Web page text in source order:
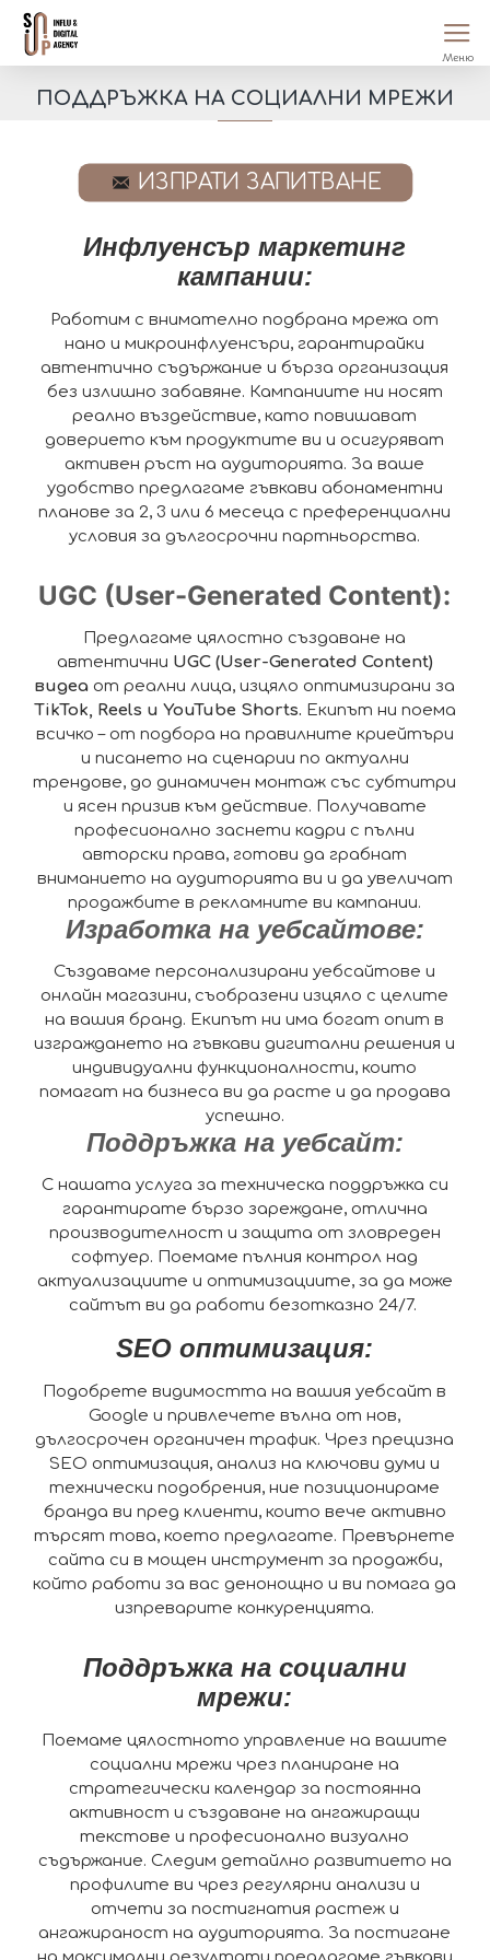
ПОДДРЪЖКА НА СОЦИАЛНИ МРЕЖИ
ИЗПРАТИ ЗАПИТВАНЕ
Инфлуенсър маркетинг
кампании:
Работим с внимателно подбрана мрежа от
нано и микроинфлуенсъри, гарантирайки
автентично съдържание и бърза организация
без излишно забавяне. Кампаниите ни носят
реално въздействие, като повишават
доверието към продуктите ви и осигуряват
активен ръст на аудиторията. За ваше
удобство предлагаме гъвкави абонаментни
планове за 2, 3 или 6 месеца с преференциални
условия за дългосрочни партньорства.
UGC (User-Generated Content):
Предлагаме цялостно създаване на
автентични UGC (User-Generated Content)
видеа от реални лица, изцяло оптимизирани за
TikTok, Reels и YouTube Shorts. Екипът ни поема
всичко – от подбора на правилните криейтъри
и писането на сценарии по актуални
трендове, до динамичен монтаж със субтитри
и ясен призив към действие. Получавате
професионално заснети кадри с пълни
авторски права, готови да грабнат
вниманието на аудиторията ви и да увеличат
продажбите в рекламните ви кампании.
Изработка на уебсайтове:
Създаваме персонализирани уебсайтове и
онлайн магазини, съобразени изцяло с целите
на вашия бранд. Екипът ни има богат опит в
изграждането на гъвкави дигитални решения и
индивидуални функционалности, които
помагат на бизнеса ви да расте и да продава
успешно.
Поддръжка на уебсайт:
С нашата услуга за техническа поддръжка си
гарантирате бързо зареждане, отлична
производителност и защита от зловреден
софтуер. Поемаме пълния контрол над
актуализациите и оптимизациите, за да може
сайтът ви да работи безотказно 24/7.
SEO оптимизация:
Подобрете видимостта на вашия уебсайт в
Google и привлечете вълна от нов,
дългосрочен органичен трафик. Чрез прецизна
SEO оптимизация, анализ на ключови думи и
технически подобрения, ние позиционираме
бранда ви пред клиенти, които вече активно
търсят това, което предлагате. Превърнете
сайта си в мощен инструмент за продажби,
който работи за вас денонощно и ви помага да
изпреварите конкуренцията.
Поддръжка на социални
мрежи:
Поемаме цялостното управление на вашите
социални мрежи чрез планиране на
стратегически календар за постоянна
активност и създаване на ангажиращи
текстове и професионално визуално
съдържание. Следим детайлно развитието на
профилите ви чрез регулярни анализи и
отчети за постигнатия растеж и
ангажираност на аудиторията. За постигане